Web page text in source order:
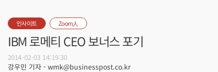
인사이트 Zoom人
IBM 로메티 CEO 보너스 포기
2014-02-03 14:19:30
강우민 기자 - wmk@businesspost.co.kr